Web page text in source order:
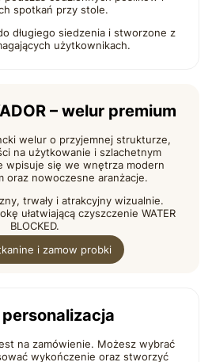
spotkań przy stole.
długiego siedzenia i stworzone z
użytkownikach.
– welur premium
welur o przyjemnej strukturze,
na użytkowanie i szlachetnym
wpisuje się we wnętrza modern
oraz nowoczesne aranżacje.
trwały i atrakcyjny wizualnie.
ułatwiającą czyszczenie WATER
BLOCKED.
i zamow probki
personalizacja
na zamówienie. Możesz wybrać
wykończenie oraz stworzyć